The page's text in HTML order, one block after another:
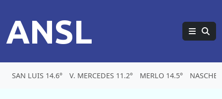
ANSL
SAN LUIS 14.6° V. MERCEDES 11.2° MERLO 14.5°